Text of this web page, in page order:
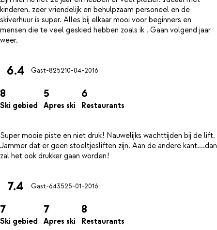
kinderen. zeer vriendelijk en behulpzaam personeel en de
skiverhuur is super. Alles bij elkaar mooi voor beginners en
mensen die te veel geskied hebben zoals ik . Gaan volgend jaar
6.4 Gast-825210-04-2016
8
Ski gebied
5
Apres ski
6
Restaurants
Super mooie piste en niet druk! Nauwelijks wachttijden bij de lift.
Jammer dat er geen stoeltjesliften zijn. Aan de andere kant....dan
7.4 Gast-643525-01-2016
7
Ski gebied
7
Apres ski
8
Restaurants